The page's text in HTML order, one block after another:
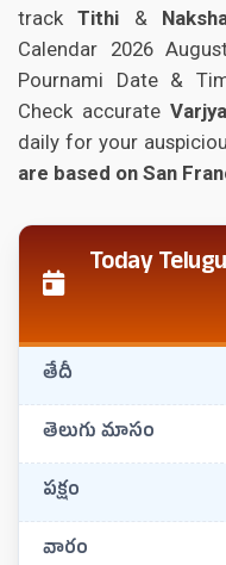
trackTithi &
Calendar 2026
Pournami Date &
Check accurate
daily for your
are based on San
Today
తేదీ
తెలుగు మాసం
పక్షం
వారం